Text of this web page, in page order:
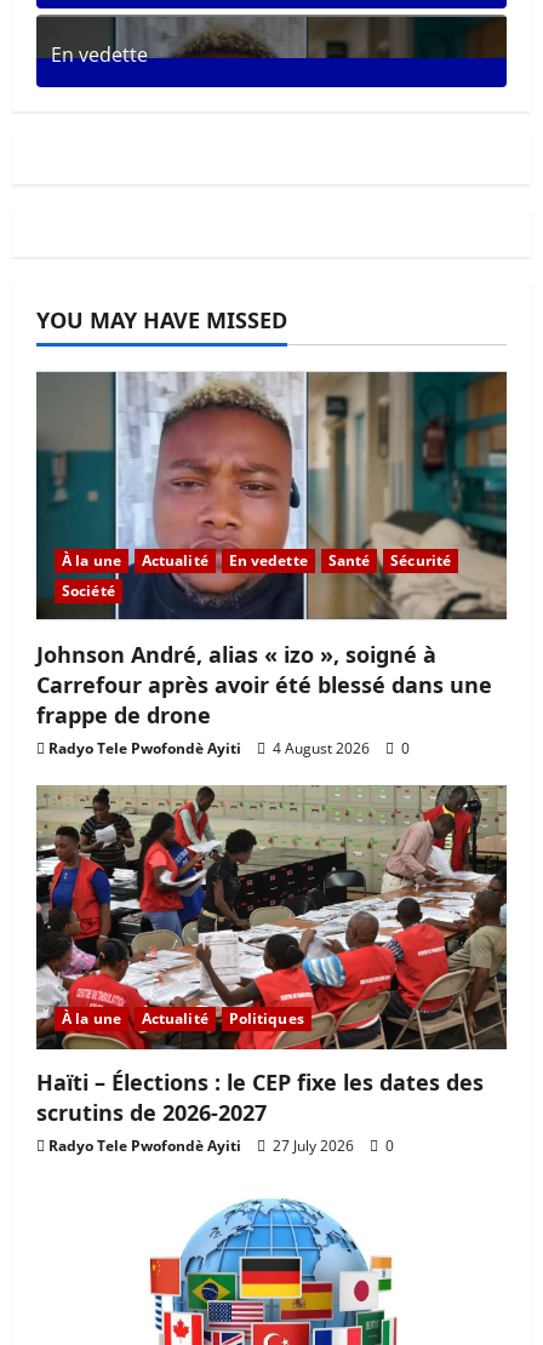
33Posts
En vedette
YOU MAY HAVE MISSED
À la une Actualité En vedette Santé
Sécurité
Société
Johnson André, alias « izo », soigné à
Carrefour après avoir été blessé dans une
frappe de drone
Radyo Tele Pwofondè Ayiti 4 August 2026 0
À la une Actualité Politiques
Haïti – Élections : le CEP fixe les dates des
scrutins de 2026-2027
Radyo Tele Pwofondè Ayiti 27 July 2026 0